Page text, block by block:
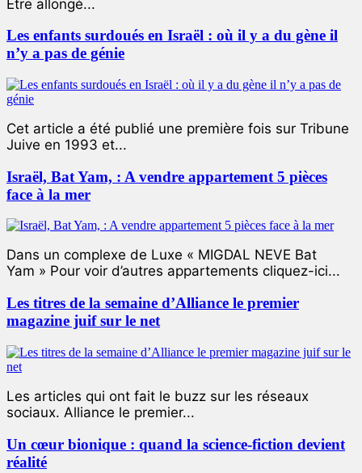
Être allongé...
Les enfants surdoués en Israël : où il y a du gène il
n’y a pas de génie
Cet article a été publié une première fois sur Tribune
Juive en 1993 et...
Israël, Bat Yam, : A vendre appartement 5 pièces
face à la mer
Dans un complexe de Luxe « MIGDAL NEVE Bat
Yam » Pour voir d’autres appartements cliquez-ici...
Les titres de la semaine d’Alliance le premier
magazine juif sur le net
Les articles qui ont fait le buzz sur les réseaux
sociaux. Alliance le premier...
Un cœur bionique : quand la science-fiction devient
réalité